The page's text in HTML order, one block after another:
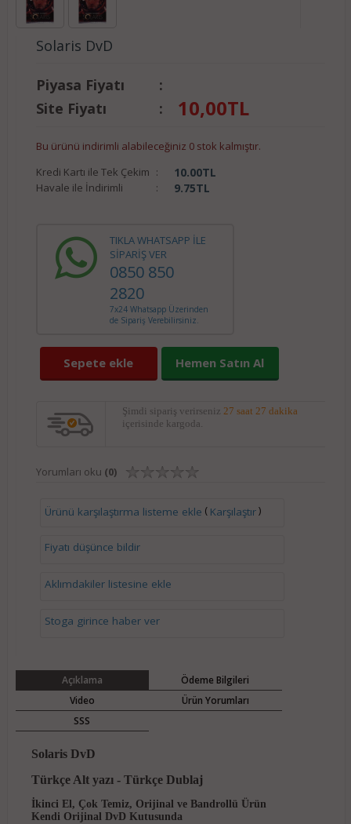
Solaris DvD
Piyasa Fiyatı
:
Site Fiyatı
: 10,00TL
Bu ürünü indirimli alabileceğiniz 0 stok kalmıştır.
Kredi Kartı ile Tek Çekim : 10.00TL
Havale ile İndirimli : 9.75TL
TIKLA WHATSAPP İLE
SİPARİŞ VER
0850 850
2820
7x24 Whatsapp Üzerinden
de Sipariş Verebilirsiniz.
Sepete ekle Hemen Satın Al
Şimdi sipariş verirseniz 27 saat 27 dakika
içerisinde kargoda.
Yorumları oku (0)
Ürünü karşılaştırma listeme ekle ( Karşılaştır)
Fiyatı düşünce bildir
Aklımdakiler listesine ekle
Stoga girince haber ver
Açıklama
Ödeme Bilgileri
Video
Ürün Yorumları
SSS
Solaris DvD
Türkçe Alt yazı - Türkçe Dublaj
İkinci El, Çok Temiz, Orijinal ve Bandrollü Ürün
Kendi Orijinal DvD Kutusunda